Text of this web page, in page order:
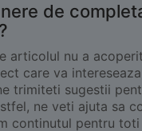
de
articolul nu a
care va
trimiteti sugestii
ne veti ajuta sa
continutul pentru